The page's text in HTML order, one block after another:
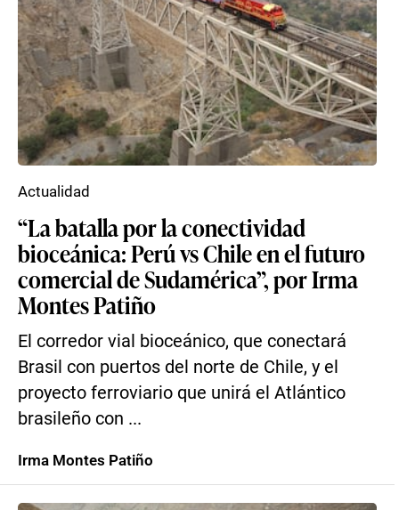
“La batalla por la conectividad
bioceánica: Perú vs Chile en el futuro
comercial de Sudamérica”, por Irma
Montes Patiño
El corredor vial bioceánico, que conectará
Brasil con puertos del norte de Chile, y el
proyecto ferroviario que unirá el Atlántico
brasileño con ...
Actualidad
Irma Montes Patiño